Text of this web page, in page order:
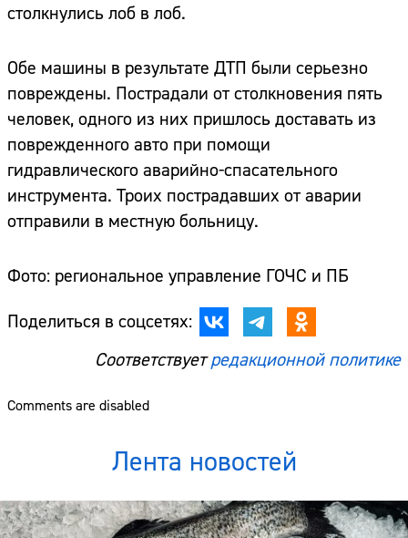
столкнулись лоб в лоб.
Обе машины в результате ДТП были серьезно
повреждены. Пострадали от столкновения пять
человек, одного из них пришлось доставать из
поврежденного авто при помощи
гидравлического аварийно-спасательного
инструмента. Троих пострадавших от аварии
отправили в местную больницу.
Фото: региональное управление ГОЧС и ПБ
Поделиться в соцсетях:
Соответствуетредакционной политике
Comments are disabled
Лента новостей